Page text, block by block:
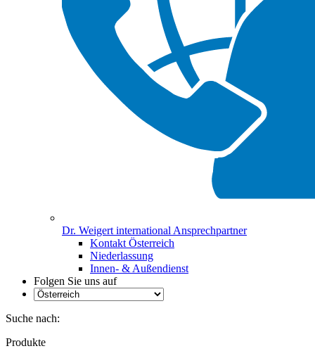
Dr. Weigert international Ansprechpartner
Kontakt Österreich
Niederlassung
Innen- & Außendienst
Folgen Sie uns auf
Suche nach:
Produkte